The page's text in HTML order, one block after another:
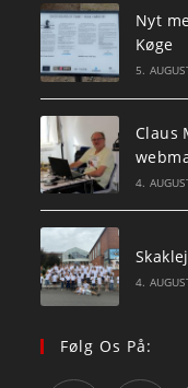
Nyt
Køge
5.
Claus
4.
4.
Følg Os På: